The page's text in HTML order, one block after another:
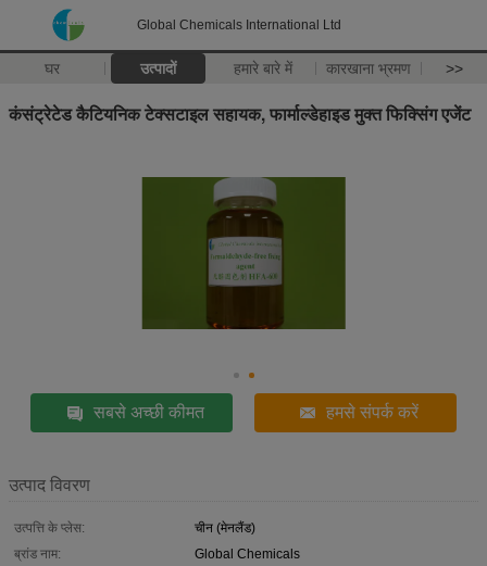
Global Chemicals International Ltd
घर उत्पादों हमारे बारे में कारखाना भ्रमण >>
कंसंट्रेटेड कैटियनिक टेक्सटाइल सहायक, फार्माल्डेहाइड मुक्त फिक्सिंग एजेंट
सबसे अच्छी कीमत हमसे संपर्क करें
उत्पाद विवरण
उत्पत्ति के प्लेस:
चीन (मेनलैंड)
ब्रांड नाम:
Global Chemicals